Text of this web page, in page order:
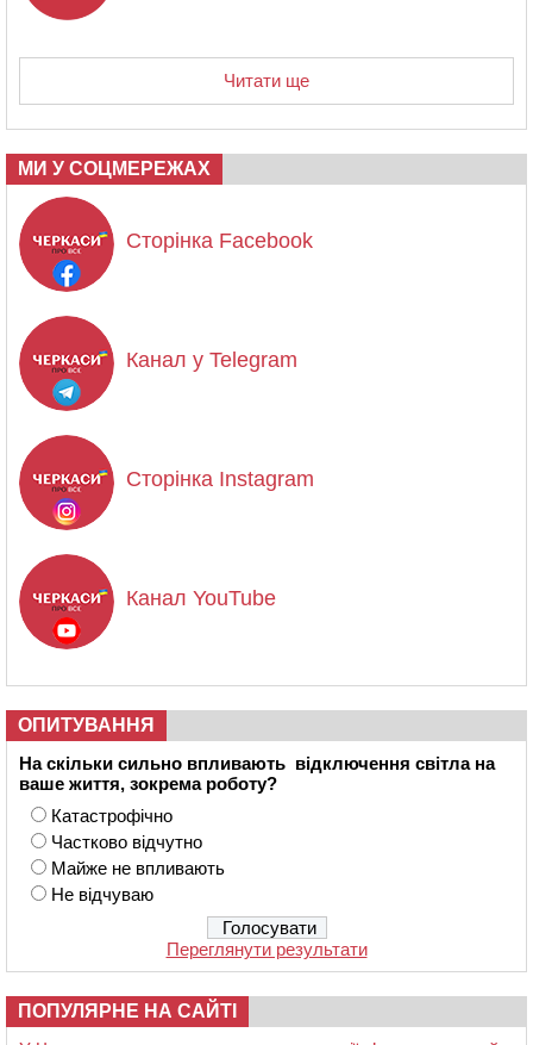
Читати ще
МИ У СОЦМЕРЕЖАХ
Сторінка Facebook
Канал у Telegram
Сторінка Instagram
Канал YouTube
ОПИТУВАННЯ
На скільки сильно впливають відключення світла на
ваше життя, зокрема роботу?
Катастрофічно
Частково відчутно
Майже не впливають
Не відчуваю
Переглянути результати
ПОПУЛЯРНЕ НА САЙТІ